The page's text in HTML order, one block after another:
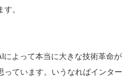
。
よって本当に大きな技術革命が
っています。いうなればインター